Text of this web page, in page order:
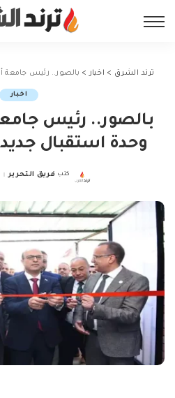
ترند الشرق > اخبار > بالصور.. رئيس جامعة
اخبار
بالصور.. رئيس
وحدة استقبال
Posted
كتب فريق التحرير